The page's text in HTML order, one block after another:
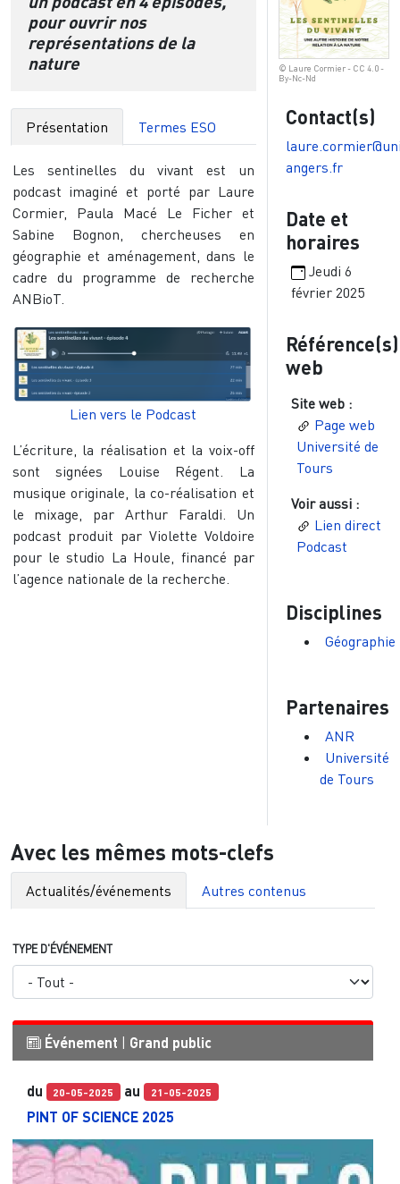
pour ouvrir nos
représentations de la
nature
Présentation Termes ESO
Les sentinelles du vivant est un
podcast imaginé et porté par Laure
Cormier, Paula Macé Le Ficher et
Sabine Bognon, chercheuses en
géographie et aménagement, dans le
cadre du programme de recherche
ANBioT.
Image
Lien vers le Podcast
L’écriture, la réalisation et la voix-off
sont signées Louise Régent. La
musique originale, la co-réalisation et
le mixage, par Arthur Faraldi. Un
podcast produit par Violette Voldoire
pour le studio La Houle, financé par
l’agence nationale de la recherche.
© Laure Cormier - CC 4.0 -
By-Nc-Nd
Contact(s)
angers.fr
Date et
horaires
Jeudi 6
février 2025
Référence(s)
web
Site web :
Page web
Université de
Tours
Voir aussi :
Lien direct
Podcast
Disciplines
Géographie
Partenaires
ANR
Université
de Tours
Avec les mêmes mots-clefs
Actualités/événements Autres contenus
TYPE D'ÉVÉNEMENT
Événement | Grand public
du 20-05-2025 au 21-05-2025
PINT OF SCIENCE 2025